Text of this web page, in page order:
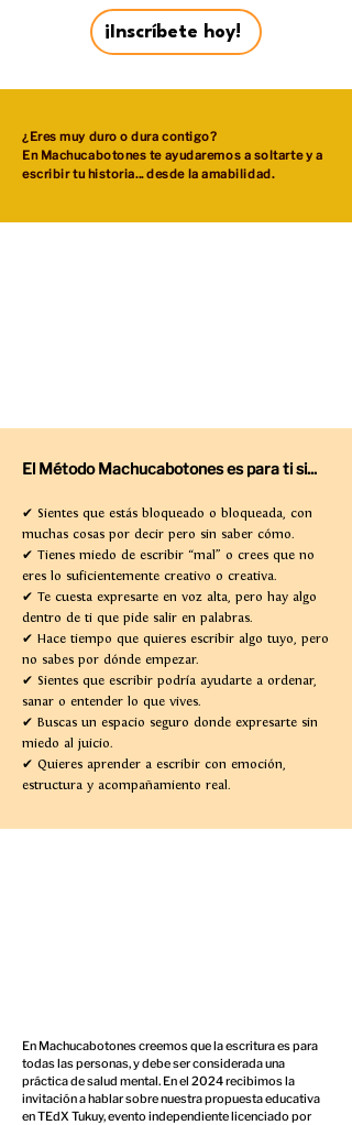
¡Inscríbete hoy!
¿Eres muy duro o dura contigo?
En Machucabotones te ayudaremos a soltarte y a
escribir tu historia... desde la amabilidad.
El Método Machucabotones es para ti si...
✔︎ Sientes que estás bloqueado o bloqueada, con
muchas cosas por decir pero sin saber cómo.
✔︎ Tienes miedo de escribir “mal” o crees que no
eres lo suficientemente creativo o creativa.
✔︎ Te cuesta expresarte en voz alta, pero hay algo
dentro de ti que pide salir en palabras.
✔︎ Hace tiempo que quieres escribir algo tuyo, pero
no sabes por dónde empezar.
✔︎ Sientes que escribir podría ayudarte a ordenar,
sanar o entender lo que vives.
✔︎ Buscas un espacio seguro donde expresarte sin
miedo al juicio.
✔︎ Quieres aprender a escribir con emoción,
estructura y acompañamiento real.
En Machucabotones creemos que la escritura es para
todas las personas, y debe ser considerada una
práctica de salud mental. En el 2024 recibimos la
invitación a hablar sobre nuestra propuesta educativa
en TEdX Tukuy, evento independiente licenciado por